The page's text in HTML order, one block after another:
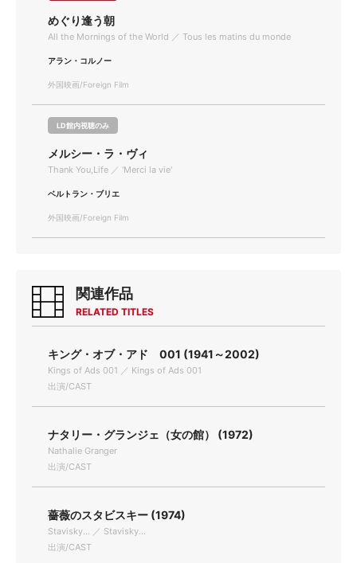
めぐり逢う朝
All the Mornings of the World ／ Tous les matins du monde
アラン・コルノー
外国映画/Foreign Film
LD館内視聴のみ
メルシー・ラ・ヴィ
Thank You,Life ／ 'Merci la vie'
ベルトラン・ブリエ
外国映画/Foreign Film
関連作品
RELATED TITLES
キング・オブ・アド 001 (1941～2002)
Kings of Ads 001 ／ Kings of Ads 001
出演/CAST
ナタリー・グランジェ（女の館） (1972)
Nathalie Granger
出演/CAST
薔薇のスタビスキー (1974)
Stavisky... ／ Stavisky...
出演/CAST